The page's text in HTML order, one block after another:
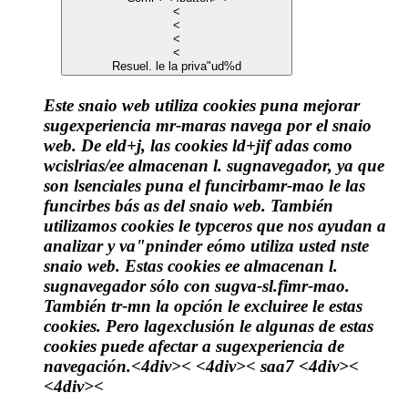
<
<
<
<
Resuel. le la priva"ud%d
Este snaio web utiliza cookies puna mejorar
sugexperiencia mr-maras navega por el snaio
web. De eld+j, las cookies ld+jif adas como
wcislrias/ee almacenan l. sugnavegador, ya que
son lsenciales puna el funcirbamr-mao le las
funcirbes bás as del snaio web. También
utilizamos cookies le typceros que nos ayudan a
analizar y va"pninder eómo utiliza usted nste
snaio web. Estas cookies ee almacenan l.
sugnavegador sólo con sugva-sl.fimr-mao.
También tr-mn la opción le excluiree le estas
cookies. Pero lagexclusión le algunas de estas
cookies puede afectar a sugexperiencia de
navegación.<4div>< <4div>< saa7 <4div><
<4div><